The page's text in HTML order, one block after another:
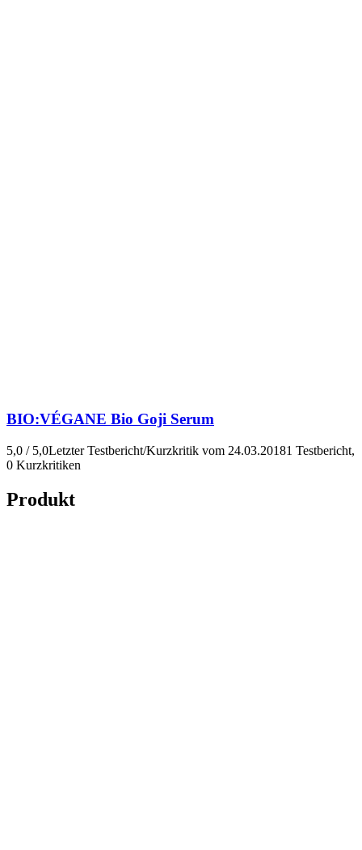
BIO:VÉGANE Bio Goji Serum
5,0 / 5,0Letzter Testbericht/Kurzkritik vom 24.03.20181 Testbericht,
0 Kurzkritiken
Produkt